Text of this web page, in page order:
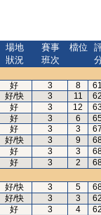
場地
狀況
賽事
班次
檔位
好 3 8
好/快 3 11
好 3 12
好 3 6
好 3 3
好/快 3 9
好 3 3
好 3 2
好/快 3 5
好/快 3 3
好 3 4